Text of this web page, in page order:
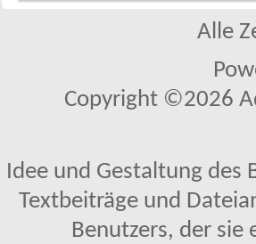
Alle
Copyright ©2026
Idee und Gestaltung des
Textbeiträge und
Benutzers, der